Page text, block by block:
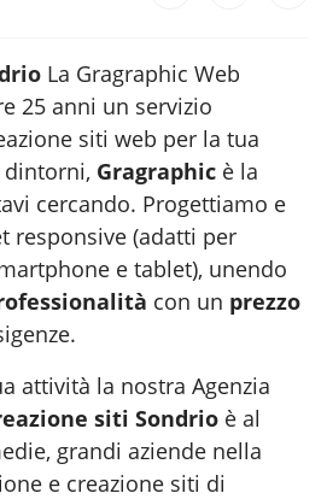
La Gragraphic Web
25 anni un servizio
siti web per la tua
dintorni, Gragraphic è la
cercando. Progettiamo e
responsive (adatti per
e tablet), unendo
con un prezzo
attività la nostra Agenzia
siti Sondrio è al
grandi aziende nella
e creazione siti di